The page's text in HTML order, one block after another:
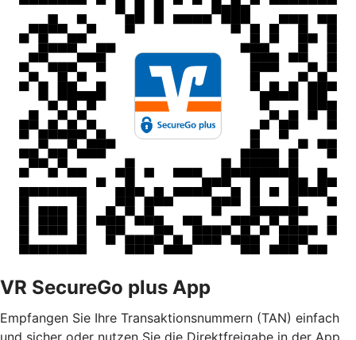
VR SecureGo plus App
Empfangen Sie Ihre Transaktionsnummern (TAN) einfach
und sicher oder nutzen Sie die Direktfreigabe in der App.